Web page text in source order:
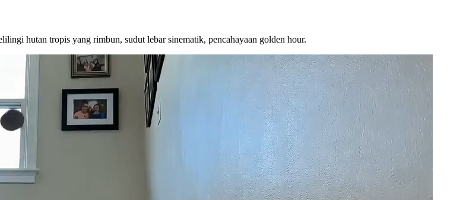
hutan tropis yang rimbun, sudut lebar sinematik, pencahayaan golden hour.